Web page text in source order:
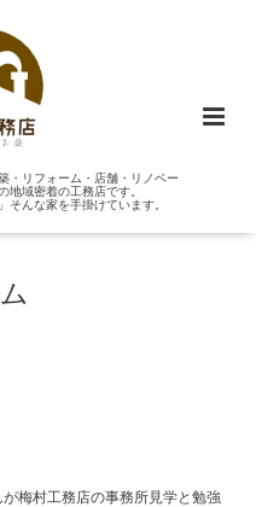
・リフォーム・店舗・リノベー
地域密着の工務店です。
そんな家を手掛けています。
梅村工務店の事務所見学と勉強